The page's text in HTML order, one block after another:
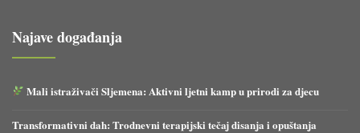
Najave događanja
Mali istraživači Sljemena: Aktivni ljetni kamp u prirodi za djecu
Transformativni dah: Trodnevni terapijski tečaj disanja i opuštanja